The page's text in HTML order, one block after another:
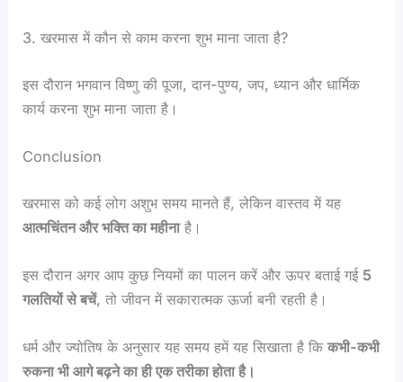
3. खरमास में कौन से काम करना शुभ माना जाता है?
इस दौरान भगवान विष्णु की पूजा, दान-पुण्य, जप, ध्यान और धार्मिक
कार्य करना शुभ माना जाता है।
Conclusion
खरमास को कई लोग अशुभ समय मानते हैं, लेकिन वास्तव में यह
आत्मचिंतन और भक्ति का महीनाहै।
इस दौरान अगर आप कुछ नियमों का पालन करें और ऊपर बताई गई 5
गलतियों से बचें, तो जीवन में सकारात्मक ऊर्जा बनी रहती है।
धर्म और ज्योतिष के अनुसार यह समय हमें यह सिखाता है किकभी-कभी
रुकना भी आगे बढ़ने का ही एक तरीका होता है।